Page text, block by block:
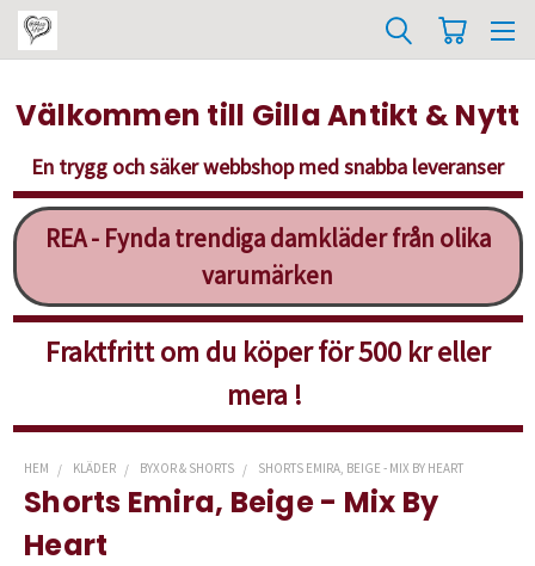
Välkommen till Gilla Antikt & Nytt
En trygg och säker webbshop med snabba leveranser
REA - Fynda trendiga damkläder från olika
varumärken
Fraktfritt om du köper för 500 kr eller
mera !
HEM KLÄDER BYXOR & SHORTS SHORTS EMIRA, BEIGE - MIX BY HEART
Shorts Emira, Beige - Mix By
Heart